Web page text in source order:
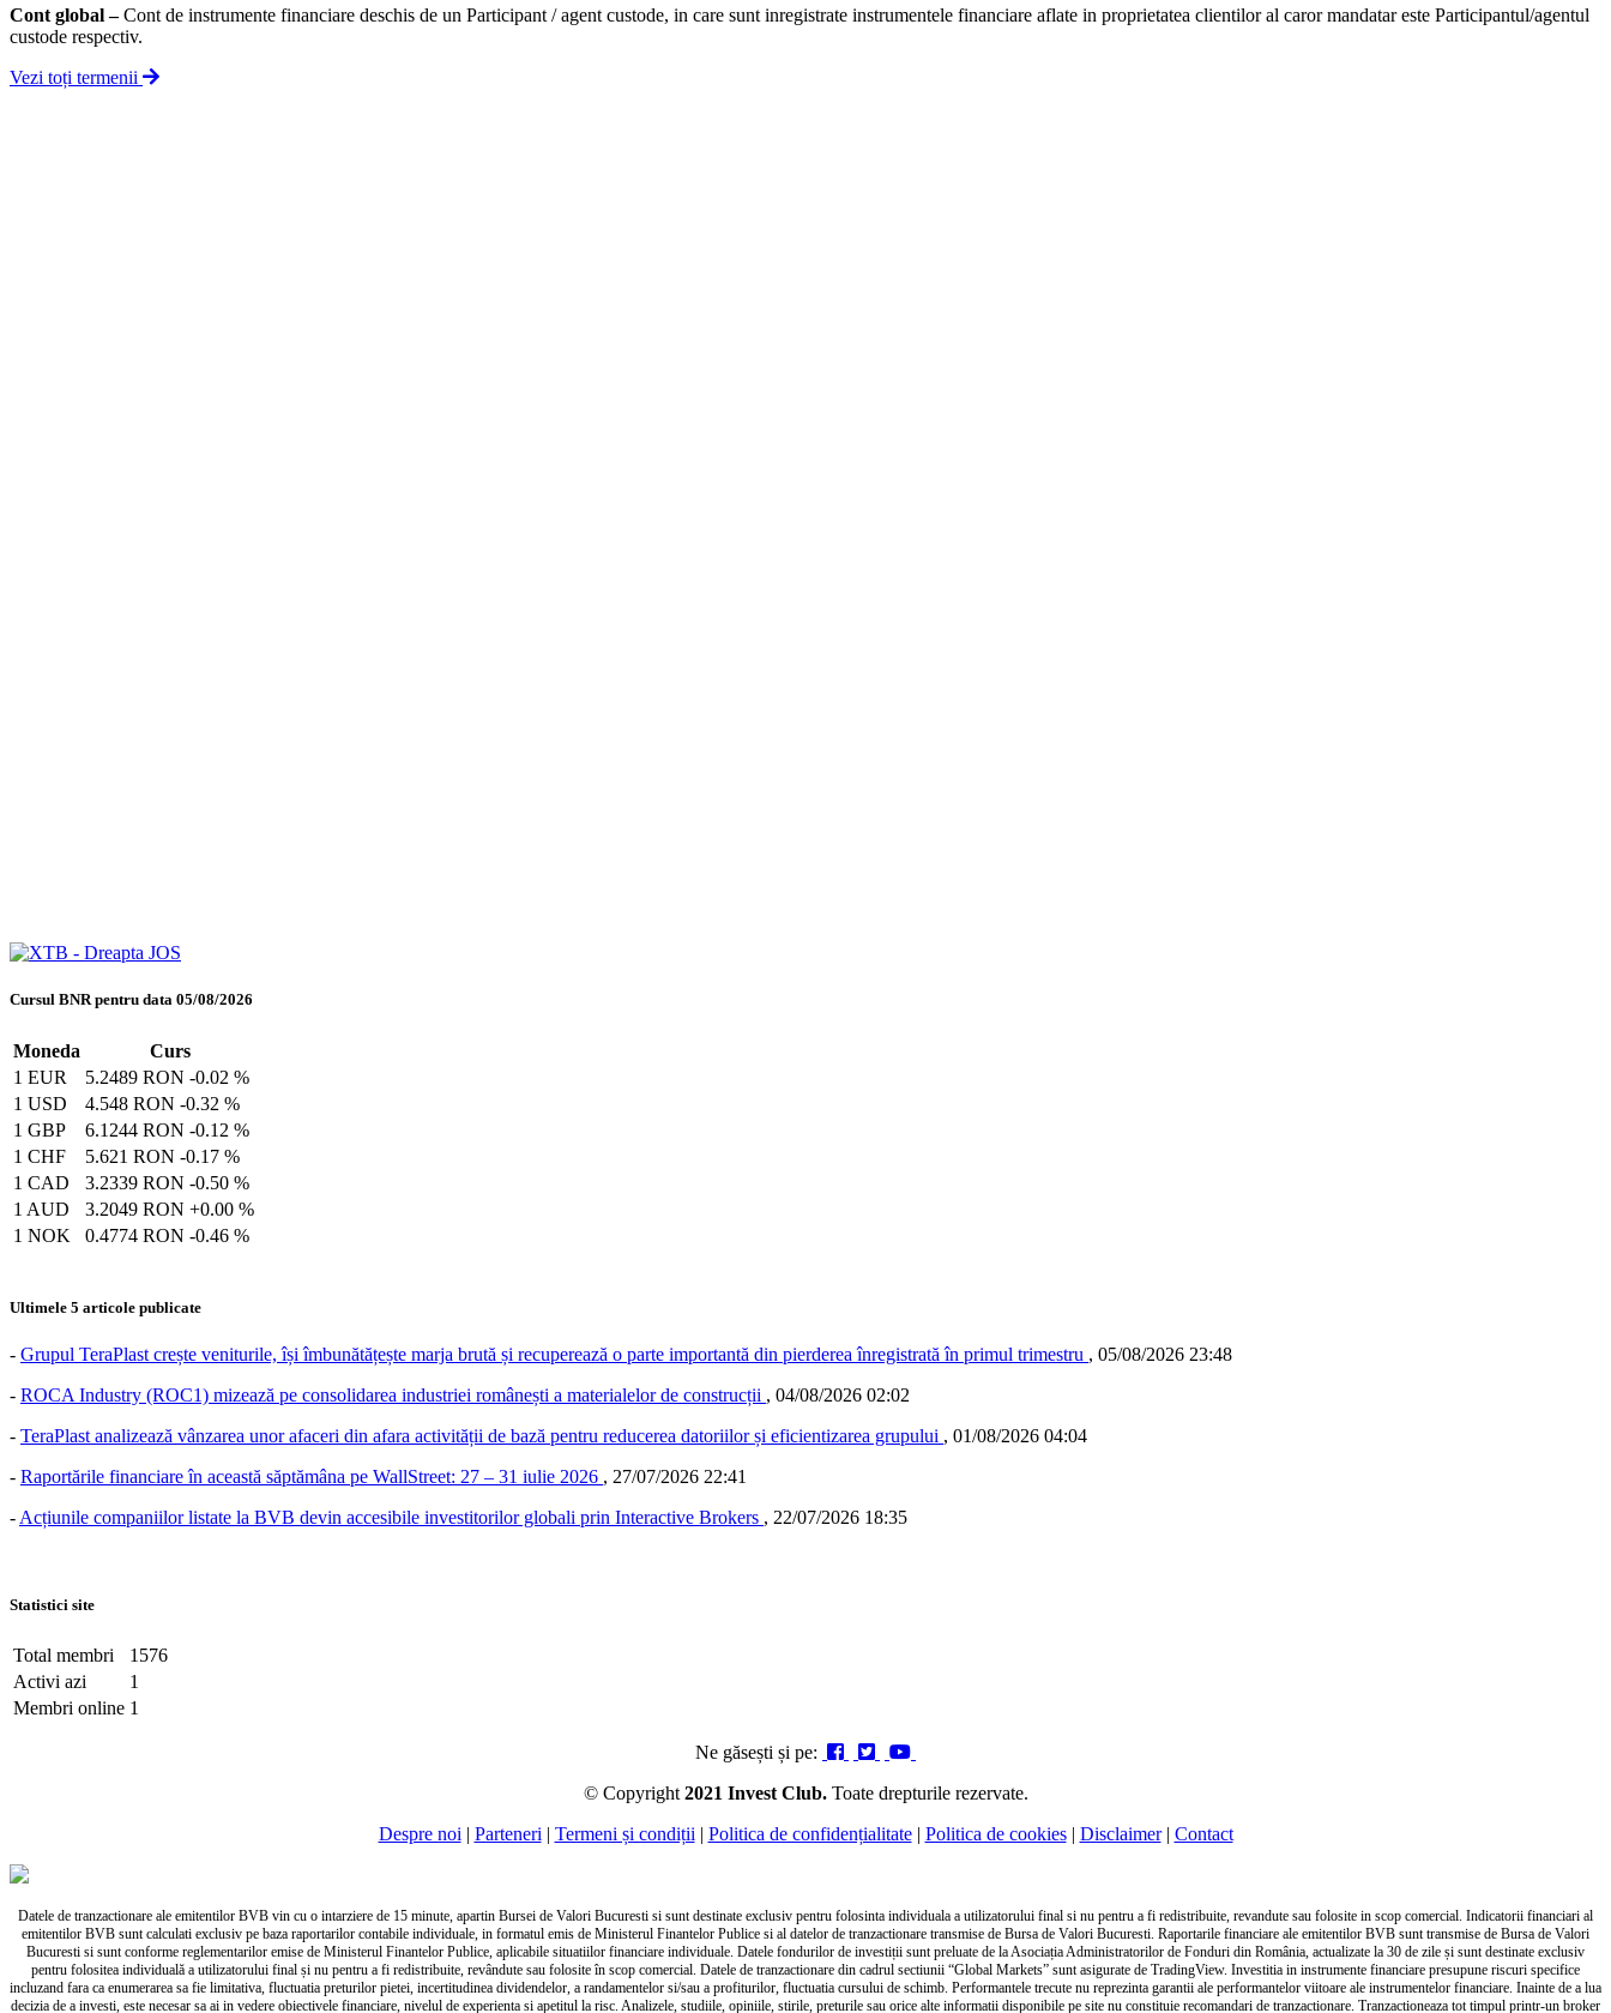
Cont global –Cont de instrumente financiare deschis de un Participant / agent custode, in care sunt inregistrate instrumentele financiare aflate in proprietatea clientilor al caror mandatar este Participantul/agentul
custode respectiv.
Vezi toți termenii
Cursul BNR pentru data 05/08/2026
Moneda
Curs
1 EUR
5.2489 RON -0.02 %
1 USD
4.548 RON -0.32 %
1 GBP
6.1244 RON -0.12 %
1 CHF
5.621 RON -0.17 %
1 CAD
3.2339 RON -0.50 %
1 AUD
3.2049 RON +0.00 %
1 NOK
0.4774 RON -0.46 %
Ultimele 5 articole publicate
- Grupul TeraPlast crește veniturile, își îmbunătățește marja brută și recuperează o parte importantă din pierderea înregistrată în primul trimestru , 05/08/2026 23:48
- ROCA Industry (ROC1) mizează pe consolidarea industriei românești a materialelor de construcții , 04/08/2026 02:02
- TeraPlast analizează vânzarea unor afaceri din afara activității de bază pentru reducerea datoriilor și eficientizarea grupului , 01/08/2026 04:04
- Raportările financiare în această săptămâna pe WallStreet: 27 – 31 iulie 2026 , 27/07/2026 22:41
- Acțiunile companiilor listate la BVB devin accesibile investitorilor globali prin Interactive Brokers , 22/07/2026 18:35
Statistici site
Total membri
1576
Activi azi
1
Membri online 1
Ne găsești și pe:
© Copyright 2021 Invest Club. Toate drepturile rezervate.
Despre noi | Parteneri | Termeni și condiții | Politica de confidențialitate| Politica de cookies| Disclaimer| Contact
Datele de tranzactionare ale emitentilor BVB vin cu o intarziere de 15 minute, apartin Bursei de Valori Bucuresti si sunt destinate exclusiv pentru folosinta individuala a utilizatorului final si nu pentru a fi redistribuite, revandute sau folosite in scop comercial. Indicatorii financiari al
emitentilor BVB sunt calculati exclusiv pe baza raportarilor contabile individuale, in formatul emis de Ministerul Finantelor Publice si al datelor de tranzactionare transmise de Bursa de Valori Bucuresti. Raportarile financiare ale emitentilor BVB sunt transmise de Bursa de Valori
Bucuresti si sunt conforme reglementarilor emise de Ministerul Finantelor Publice, aplicabile situatiilor financiare individuale. Datele fondurilor de investiții sunt preluate de la Asociația Administratorilor de Fonduri din România, actualizate la 30 de zile și sunt destinate exclusiv
pentru folositea individuală a utilizatorului final și nu pentru a fi redistribuite, revândute sau folosite în scop comercial. Datele de tranzactionare din cadrul sectiunii “Global Markets” sunt asigurate de TradingView. Investitia in instrumente financiare presupune riscuri specifice
incluzand fara ca enumerarea sa fie limitativa, fluctuatia preturilor pietei, incertitudinea dividendelor, a randamentelor si/sau a profiturilor, fluctuatia cursului de schimb. Performantele trecute nu reprezinta garantii ale performantelor viitoare ale instrumentelor financiare. Inainte de a lua
decizia de a investi, este necesar sa ai in vedere obiectivele financiare, nivelul de experienta si apetitul la risc. Analizele, studiile, opiniile, stirile, preturile sau orice alte informatii disponibile pe site nu constituie recomandari de tranzactionare. Tranzactioneaza tot timpul printr-un broker